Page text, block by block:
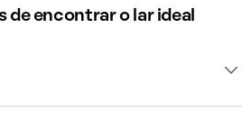
de encontrar o lar ideal